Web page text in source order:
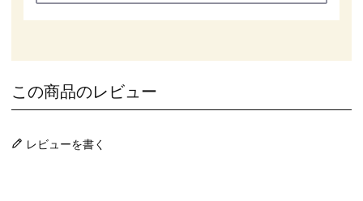
この商品のレビュー
レビューを書く